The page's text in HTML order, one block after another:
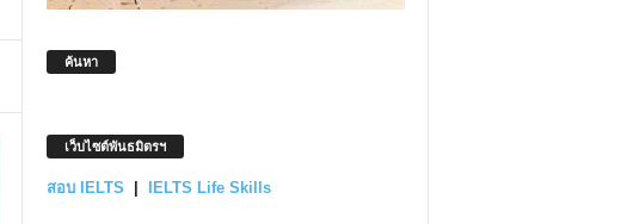
ค้นหา
เว็บไซต์พันธมิตรฯ
สอบ IELTS IELTS Life Skills